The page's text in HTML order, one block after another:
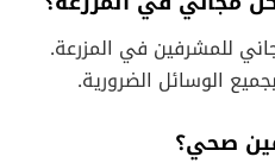
للمشرفين في المزرعة.
الوسائل الضرورية.